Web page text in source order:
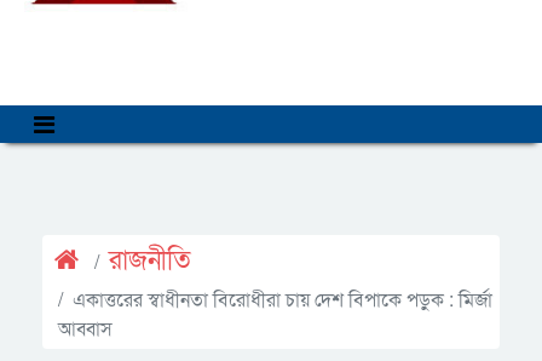
রাজনীতি
একাত্তরের স্বাধীনতা বিরোধীরা চায় দেশ বিপাকে পড়ুক : মির্জা
আব্বাস